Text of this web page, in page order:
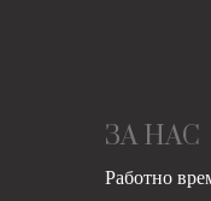
ЗА НАС
Работно